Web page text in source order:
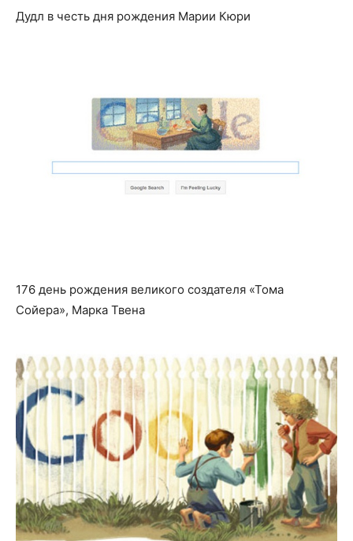
Дудл в честь дня рождения Марии Кюри
176 день рождения великого создателя «Тома
Сойера», Марка Твена